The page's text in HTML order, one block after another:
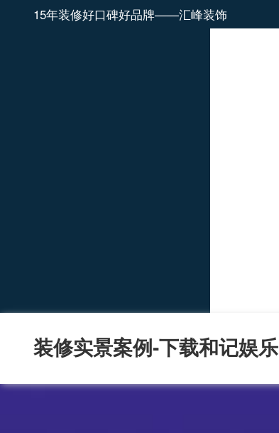
15年装修好口碑好品牌——汇峰装饰
装修实景案例-下载和记娱乐